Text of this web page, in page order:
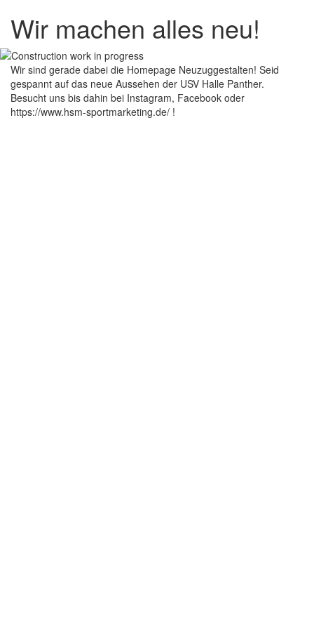
Wir machen alles neu!
Wir sind gerade dabei die Homepage Neuzuggestalten! Seid
gespannt auf das neue Aussehen der USV Halle Panther.
Besucht uns bis dahin bei Instagram, Facebook oder
https://www.hsm-sportmarketing.de/ !